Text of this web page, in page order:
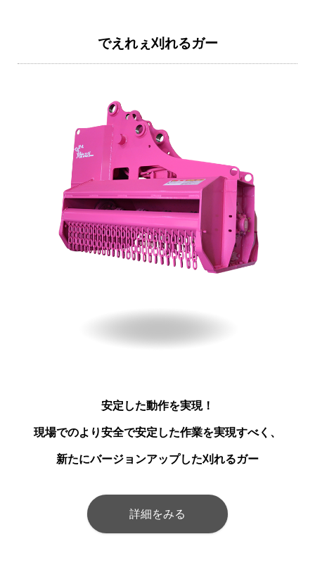
でえれぇ刈れるガー
安定した動作を実現！
現場でのより安全で安定した作業を実現すべく、
新たにバージョンアップした刈れるガー
詳細をみる